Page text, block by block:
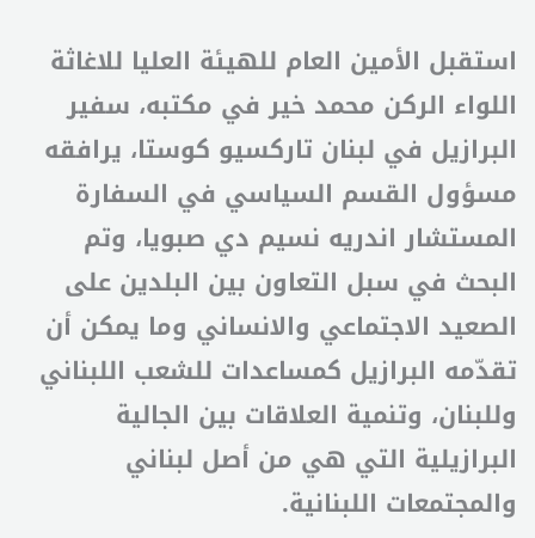
استقبل الأمين العام للهيئة العليا للاغاثة
اللواء الركن محمد خير في مكتبه، سفير
البرازيل في لبنان تاركسيو كوستا، يرافقه
مسؤول القسم السياسي في السفارة
المستشار اندريه نسيم دي صبويا، وتم
البحث في سبل التعاون بين البلدين على
الصعيد الاجتماعي والانساني وما يمكن أن
تقدّمه البرازيل كمساعدات للشعب اللبناني
وللبنان، وتنمية العلاقات بين الجالية
البرازيلية التي هي من أصل لبناني
والمجتمعات اللبنانية.